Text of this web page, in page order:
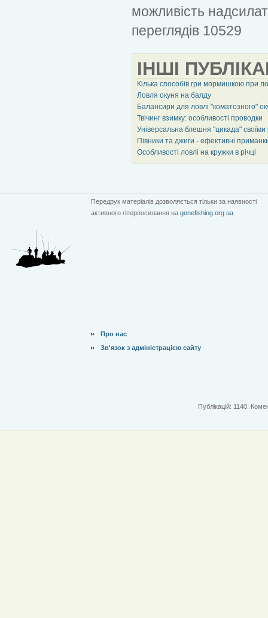
можливість
переглядів 10529
ІНШІ
Кілька способів гри мормишкою при
Ловля окуня на балду
Балансири для ловлі "коматозного"
Твічинг взимку: особливості проводки
Універсальна блешня "цикада" своїми
Півники та джиги - ефективні
Особливості ловлі на кружки в річці
Передрук матеріалів дозволяється тільки за наявності
активного гіперпосилання на gonefishing.org.ua
Про нас
Зв'язок з адміністрацією сайту
Публікацій: 1140.